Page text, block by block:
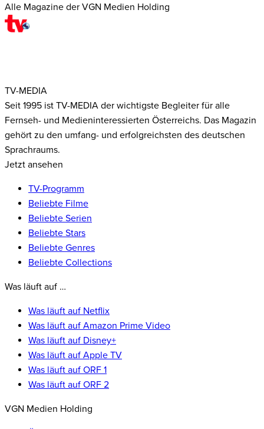
Alle Magazine der VGN Medien Holding
TV-MEDIA
Seit 1995 ist TV-MEDIA der wichtigste Begleiter für alle
Fernseh- und Medieninteressierten Österreichs. Das Magazin
gehört zu den umfang- und erfolgreichsten des deutschen
Sprachraums.
Jetzt ansehen
TV-Programm
Beliebte Filme
Beliebte Serien
Beliebte Stars
Beliebte Genres
Beliebte Collections
Was läuft auf …
Was läuft auf Netflix
Was läuft auf Amazon Prime Video
Was läuft auf Disney+
Was läuft auf Apple TV
Was läuft auf ORF 1
Was läuft auf ORF 2
VGN Medien Holding